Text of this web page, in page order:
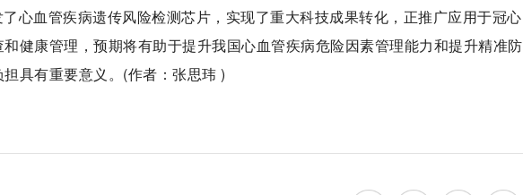
心血管疾病遗传风险检测芯片，实现了重大科技成果转化，正推广应用于冠心
健康管理，预期将有助于提升我国心血管疾病危险因素管理能力和提升精准防
具有重要意义。(作者：张思玮 )